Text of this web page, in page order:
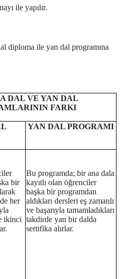
ile yapılır.
diploma ile yan dal programına
DAL VE YAN DAL
FARKI
YAN DAL PROGRAMI
bir
her
ikinci
Bu programda; bir ana dala
kayıtlı olan öğrenciler
başka bir programdan
aldıkları dersleri eş zamanlı
ve başarıyla tamamladıkları
takdirde yan bir dalda
sertifika alırlar.